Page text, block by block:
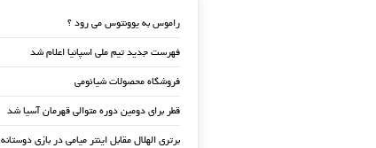
راموس به یوونتوس می رود ؟
فهرست جدید تیم ملی اسپانیا اعلام شد
فروشگاه محصولات شیائومی
قطر برای دومین دوره متوالی قهرمان آسیا شد
برتری الهلال مقابل اینتر میامی در بازی دوستانه